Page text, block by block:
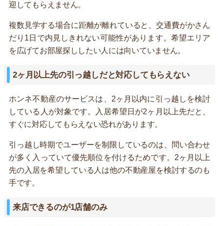
迎してもらえません。
複数見学する場合に距離が離れていると、交通費がかさん
だり1日で内見しきれない可能性があります。希望エリア
を広げてお部屋探ししたい人には向いていません。
2ヶ月以上先の引っ越しだと対応してもらえない
ホンネ不動産のサービスは、2ヶ月以内に引っ越しを検討
している人が対象です。入居希望日が2ヶ月以上先だと、
すぐに対応してもらえない恐れがあります。
引っ越し時期でユーザーを制限しているのは、問い合わせ
が多く入っていて優先順位を付けるためです。2ヶ月以上
先の入居を希望している人は他の不動産屋を検討するのも
手です。
来店できるのが1店舗のみ